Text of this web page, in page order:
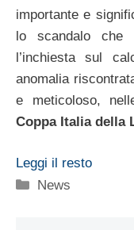
importante e
lo scandalo che
l’inchiesta sul
anomalia
e meticoloso,
Coppa Italia della
Leggi il resto
Categorie
News